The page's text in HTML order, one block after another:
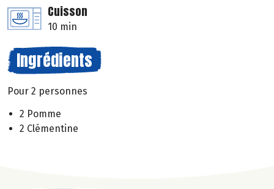
Cuisson
10 min
Ingrédients
Pour 2 personnes
2 Pomme
2 Clémentine